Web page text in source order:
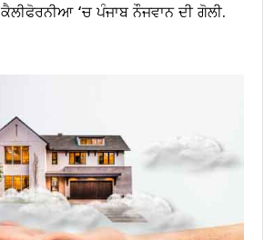
ਕੈਲੀਫੋਰਨੀਆ ‘ਚ ਪੰਜਾਬ ਨੌਜਵਾਨ ਦੀ ਗੋਲੀ.